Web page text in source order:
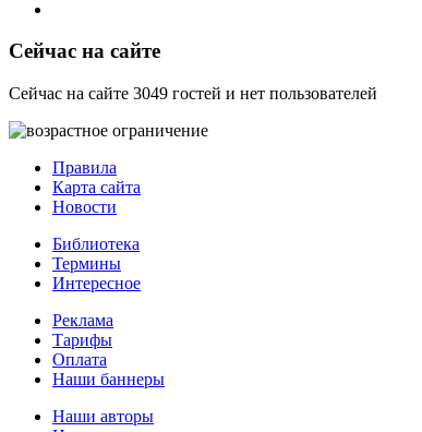
Сейчас на сайте
Сейчас на сайте 3049 гостей и нет пользователей
Правила
Карта сайта
Новости
Библиотека
Термины
Интересное
Реклама
Тарифы
Оплата
Наши баннеры
Наши авторы